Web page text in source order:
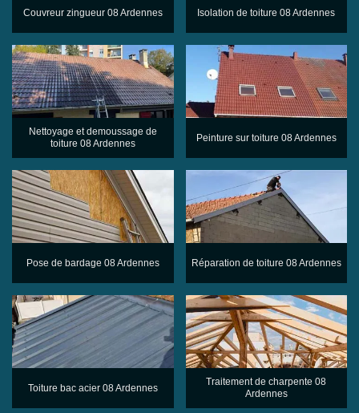
Couvreur zingueur 08 Ardennes Isolation de toiture 08 Ardennes
Nettoyage et demoussage de
toiture 08 Ardennes
Peinture sur toiture 08 Ardennes
Pose de bardage 08 Ardennes Réparation de toiture 08 Ardennes
Toiture bac acier 08 Ardennes
Traitement de charpente 08
Ardennes